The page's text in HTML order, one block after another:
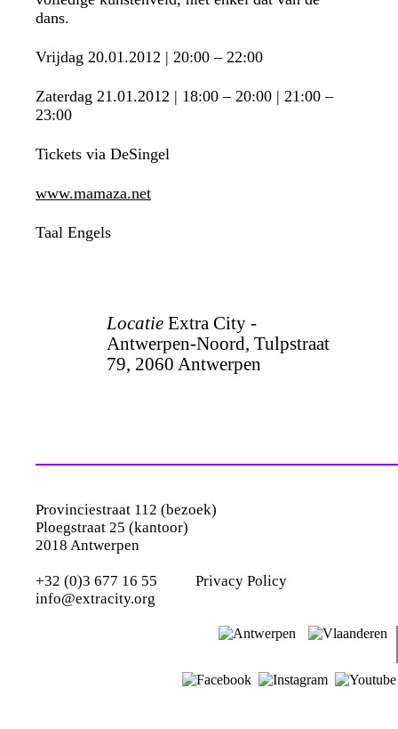
dans.
Vrijdag 20.01.2012 | 20:00 – 22:00
Zaterdag 21.01.2012 | 18:00 – 20:00 | 21:00 –
23:00
Tickets via DeSingel
www.mamaza.net
Taal Engels
Locatie Extra City -
Antwerpen-Noord, Tulpstraat
79, 2060 Antwerpen
Provinciestraat 112 (bezoek)
Ploegstraat 25 (kantoor)
2018 Antwerpen
+32 (0)3 677 16 55
info@extracity.org
Privacy Policy